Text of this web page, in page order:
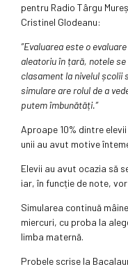
pentru Radio Târgu
Cristinel Glodeanu:
”Evaluarea este o
aleatoriu în țară, notele
clasament la nivelul școlii
simulare are rolul de a
putem îmbunătăți.”
Aproape 10% dintre
unii au avut motive
Elevii au avut ocazia să
iar, în funcție de note,
Simularea continuă
miercuri, cu proba la
limba maternă.
Probele scrise la